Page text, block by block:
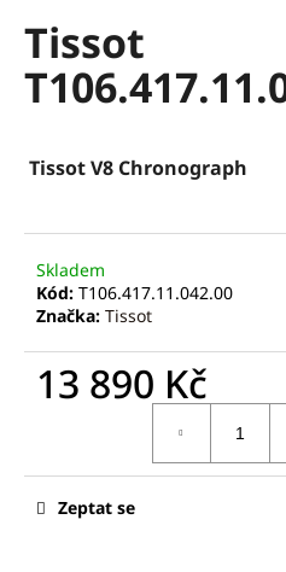
produktu
0,0
Tissot
Tissot V8 Chronograph
Skladem
Kód: T106.417.11.042.00
Značka: Tissot
13 890 Kč
Zeptat se
a
j
?
D
u